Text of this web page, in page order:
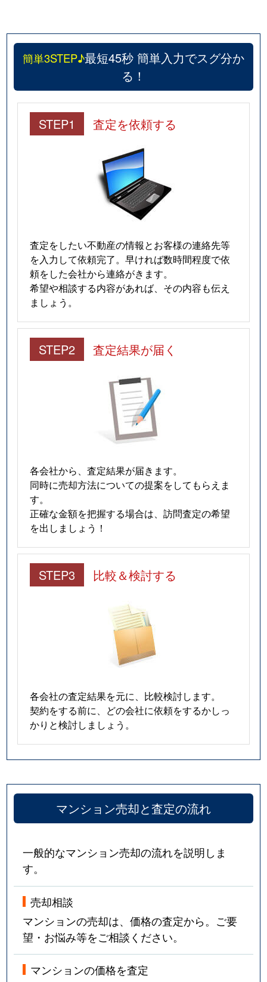
簡単3STEP♪最短45秒 簡単入力でスグ分か
る！
STEP1 査定を依頼する
査定をしたい不動産の情報とお客様の連絡先等
を入力して依頼完了。早ければ数時間程度で依
頼をした会社から連絡がきます。
希望や相談する内容があれば、その内容も伝え
ましょう。
STEP2 査定結果が届く
各会社から、査定結果が届きます。
同時に売却方法についての提案をしてもらえま
す。
正確な金額を把握する場合は、訪問査定の希望
を出しましょう！
STEP3 比較＆検討する
各会社の査定結果を元に、比較検討します。
契約をする前に、どの会社に依頼をするかしっ
かりと検討しましょう。
マンション売却と査定の流れ
一般的なマンション売却の流れを説明しま
す。
売却相談
マンションの売却は、価格の査定から。ご要
望・お悩み等をご相談ください。
マンションの価格を査定